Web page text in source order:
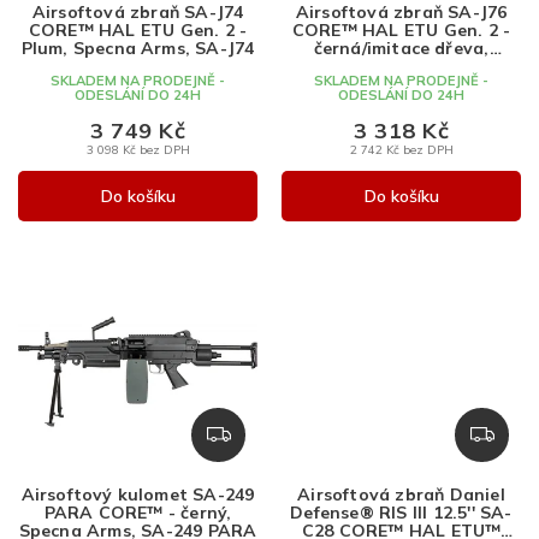
u
k
R
M
Airsoftová zbraň SA-J74
CORE™ HAL ETU Gen. 2 -
Plum, Specna Arms, SA-J74
SKLADEM NA PRODEJNĚ -
ODESLÁNÍ DO 24H
3 098 Kč bez DPH
3 749 Kč
Do košíku
Airsoftová zbraň SA-J76
CORE™ HAL ETU Gen. 2 -
černá/imitace dřeva,
SKLADEM NA PRODEJNĚ -
ODESLÁNÍ DO 24H
2 742 Kč bez DPH
3 318 Kč
Do košíku
Z
D
R
M
Airsoftový kulomet SA-249
PARA CORE™ - černý,
Specna Arms, SA-249 PARA
Z
D
R
M
Airsoftová zbraň Daniel
Defense® RIS III 12.5'' SA-
C28 CORE™ HAL ETU™